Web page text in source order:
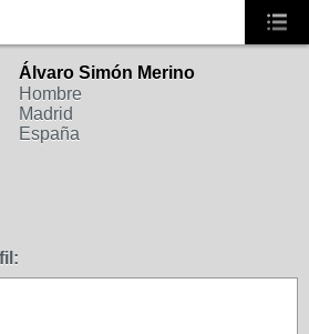
Álvaro Simón Merino
Hombre
Madrid
España